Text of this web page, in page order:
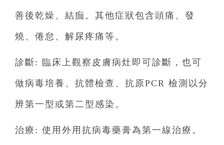
善後乾燥、結痂。其他症狀包含頭痛、發
燒、倦怠、解尿疼痛等。
診斷: 臨床上觀察皮膚病灶即可診斷，也可
做病毒培養、抗體檢查、抗原PCR 檢測以分
辨第一型或第二型感染。
治療: 使用外用抗病毒藥膏為第一線治療。